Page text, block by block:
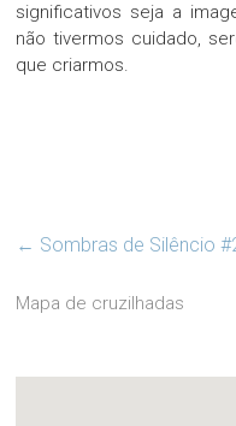
significativos seja a
não tivermos cuidado,
que criarmos.
← Sombras de Silêncio
Mapa de cruzilhadas